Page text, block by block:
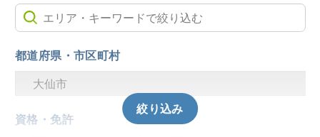
絞り込み
都道府県・市区町村
資格・免許